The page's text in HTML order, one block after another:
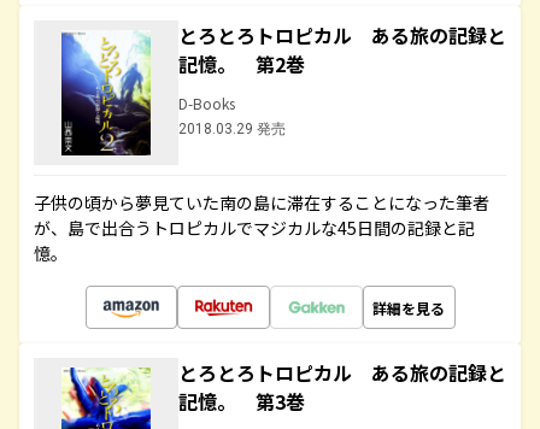
とろとろトロピカル ある旅の記録と
記憶。 第2巻
D-Books
2018.03.29 発売
子供の頃から夢見ていた南の島に滞在することになった筆者
が、島で出合うトロピカルでマジカルな45日間の記録と記
憶。
詳細を見る
とろとろトロピカル ある旅の記録と
記憶。 第3巻